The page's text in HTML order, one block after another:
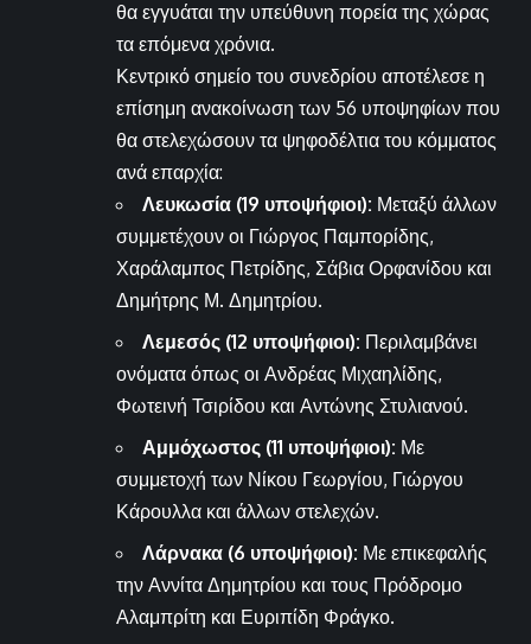
θα εγγυάται την υπεύθυνη πορεία της χώρας
τα επόμενα χρόνια.
Κεντρικό σημείο του συνεδρίου αποτέλεσε η
επίσημη ανακοίνωση των 56 υποψηφίων που
θα στελεχώσουν τα ψηφοδέλτια του κόμματος
ανά επαρχία:
Λευκωσία (19 υποψήφιοι): Μεταξύ άλλων
συμμετέχουν οι Γιώργος Παμπορίδης,
Χαράλαμπος Πετρίδης, Σάβια Ορφανίδου και
Δημήτρης Μ. Δημητρίου.
Λεμεσός (12 υποψήφιοι): Περιλαμβάνει
ονόματα όπως οι Ανδρέας Μιχαηλίδης,
Φωτεινή Τσιρίδου και Αντώνης Στυλιανού.
Αμμόχωστος (11 υποψήφιοι): Με
συμμετοχή των Νίκου Γεωργίου, Γιώργου
Κάρουλλα και άλλων στελεχών.
Λάρνακα (6 υποψήφιοι): Με επικεφαλής
την Αννίτα Δημητρίου και τους Πρόδρομο
Αλαμπρίτη και Ευριπίδη Φράγκο.